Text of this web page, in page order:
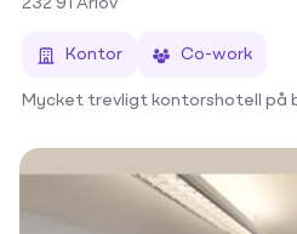
Kontor Co-work
Mycket trevligt kontorshotell på